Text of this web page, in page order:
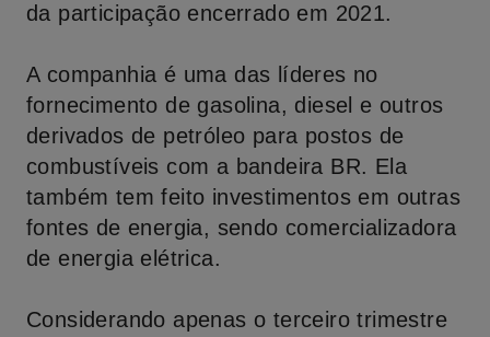
da participação encerrado em 2021.
A companhia é uma das líderes no
fornecimento de gasolina, diesel e outros
derivados de petróleo para postos de
combustíveis com a bandeira BR. Ela
também tem feito investimentos em outras
fontes de energia, sendo comercializadora
de energia elétrica.
Considerando apenas o terceiro trimestre